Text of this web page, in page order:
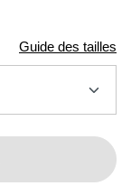
Guide des tailles